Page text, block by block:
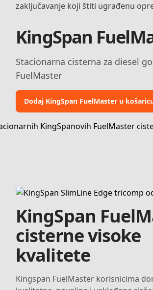
zaključavanje koji štiti ugrađenu
KingSpan
Stacionarna cisterna za diesel
FuelMaster
Dodaj KingSpan FuelMaster u
KingSpan
cisterne visoke
kvalitete
Kingspan FuelMaster korisnicima